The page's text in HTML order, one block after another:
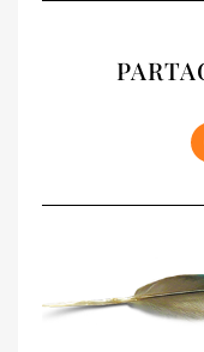
premiers
un seul